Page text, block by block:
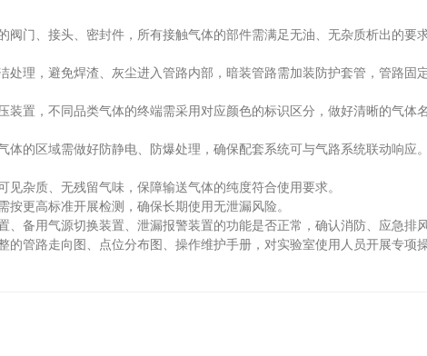
、接头、密封件，所有接触气体的部件需满足无油、无杂质析出的要
，避免焊渣、灰尘进入管路内部，暗装管路需加装防护套管，管路固
，不同品类气体的终端需采用对应颜色的标识区分，做好清晰的气体
区域需做好防静电、防爆处理，确保配套系统可与气路系统联动响应。
杂质、无残留气味，保障输送气体的纯度符合使用要求。
更高标准开展检测，确保长期使用无泄漏风险。
用气源切换装置、泄漏报警装置的功能是否正常，确认消防、应急排风
路走向图、点位分布图、操作维护手册，对实验室使用人员开展专项